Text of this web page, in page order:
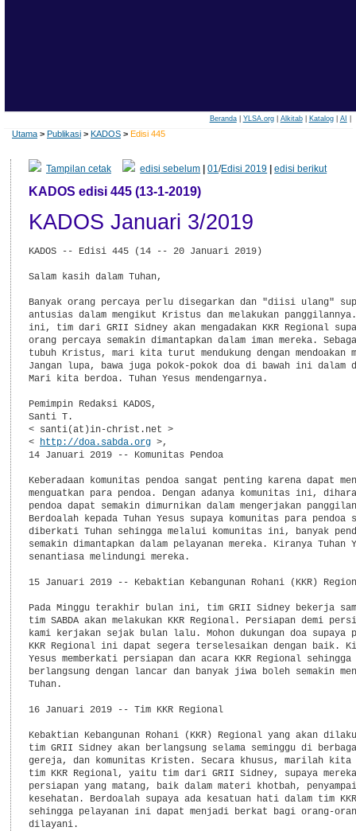
Beranda| YLSA.org| Alkitab| Katalog| AI
Utama > Publikasi > KADOS > Edisi 445
Tampilan cetak edisi sebelum |01/Edisi 2019 |edisi berikut
KADOS edisi 445 (13-1-2019)
KADOS Januari 3/2019
KADOS -- Edisi 445 (14 -- 20 Januari 2019)
Salam kasih dalam Tuhan,
Banyak orang percaya perlu disegarkan dan "diisi ulang"
antusias dalam mengikut Kristus dan melakukan
ini, tim dari GRII Sidney akan mengadakan KKR Regional
orang percaya semakin dimantapkan dalam iman mereka.
tubuh Kristus, mari kita turut mendukung dengan mendoakan
Jangan lupa, bawa juga pokok-pokok doa di bawah ini dalam
Mari kita berdoa. Tuhan Yesus mendengarnya.
Pemimpin Redaksi KADOS,
Santi T.
< santi(at)in-christ.net >
<
http://doa.sabda.org >,
14 Januari 2019 -- Komunitas Pendoa
Keberadaan komunitas pendoa sangat penting karena dapat
menguatkan para pendoa. Dengan adanya komunitas ini,
pendoa dapat semakin dimurnikan dalam mengerjakan
Berdoalah kepada Tuhan Yesus supaya komunitas para
diberkati Tuhan sehingga melalui komunitas ini, banyak
semakin dimantapkan dalam pelayanan mereka. Kiranya Tuhan
senantiasa melindungi mereka.
15 Januari 2019 -- Kebaktian Kebangunan Rohani (KKR)
Pada Minggu terakhir bulan ini, tim GRII Sidney bekerja
tim SABDA akan melakukan KKR Regional. Persiapan demi
kami kerjakan sejak bulan lalu. Mohon dukungan doa supaya
KKR Regional ini dapat segera terselesaikan dengan baik.
Yesus memberkati persiapan dan acara KKR Regional
berlangsung dengan lancar dan banyak jiwa boleh semakin
Tuhan.
16 Januari 2019 -- Tim KKR Regional
Kebaktian Kebangunan Rohani (KKR) Regional yang akan
tim GRII Sidney akan berlangsung selama seminggu di
gereja, dan komunitas Kristen. Secara khusus, marilah
tim KKR Regional, yaitu tim dari GRII Sidney, supaya
persiapan yang matang, baik dalam materi khotbah,
kesehatan. Berdoalah supaya ada kesatuan hati dalam tim
sehingga pelayanan ini dapat menjadi berkat bagi orang-
dilayani.